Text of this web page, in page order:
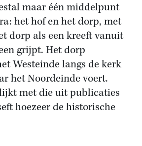
maar één middelpunt
het hof en het dorp, met
dorp als een kreeft vanuit
grijpt. Het dorp
Westeinde langs de kerk
het Noordeinde voert.
met die uit publicaties
hoezeer de historische